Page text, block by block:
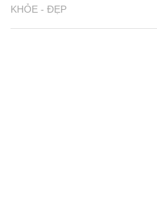
KHỎE - ĐẸP